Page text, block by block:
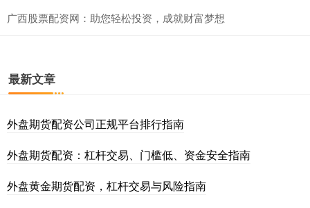
广西股票配资网：助您轻松投资，成就财富梦想
最新文章
外盘期货配资公司正规平台排行指南
外盘期货配资：杠杆交易、门槛低、资金安全指南
外盘黄金期货配资，杠杆交易与风险指南